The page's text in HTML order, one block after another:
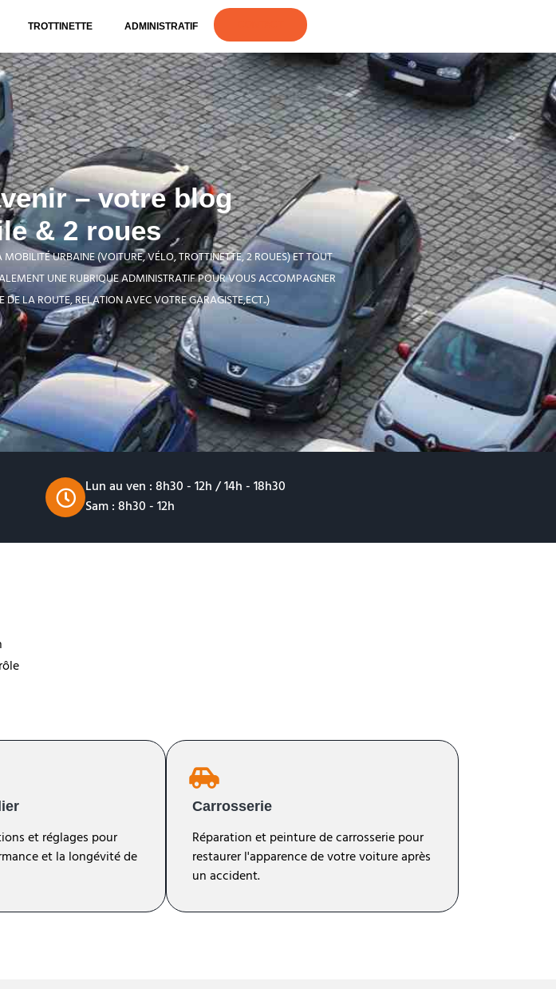
TROTTINETTE ADMINISTRATIF
– votre blog
& 2 roues
URBAINE (VOITURE, VÉLO, TROTTINETTE, 2 ROUES) ET TOUT
UNE RUBRIQUE ADMINISTRATIF POUR VOUS ACCOMPAGNER
LA ROUTE, RELATION AVEC VOTRE GARAGISTE,ECT..)
Lun au ven : 8h30 - 12h / 14h - 18h30
Sam : 8h30 - 12h
et réglages pour
et la longévité de
Carrosserie
Réparation et peinture de carrosserie pour
restaurer l'apparence de votre voiture après
un accident.